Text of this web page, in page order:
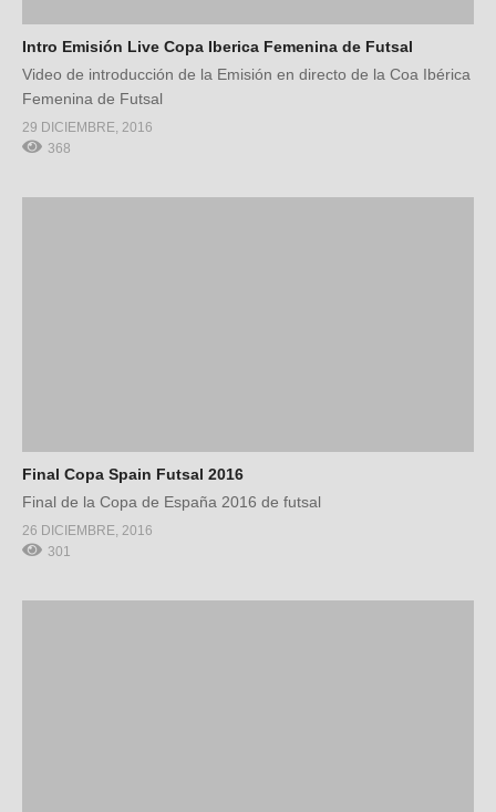
Intro Emisión Live Copa Iberica Femenina de Futsal
Video de introducción de la Emisión en directo de la Coa Ibérica
Femenina de Futsal
29 DICIEMBRE, 2016
368
Final Copa Spain Futsal 2016
Final de la Copa de España 2016 de futsal
26 DICIEMBRE, 2016
301